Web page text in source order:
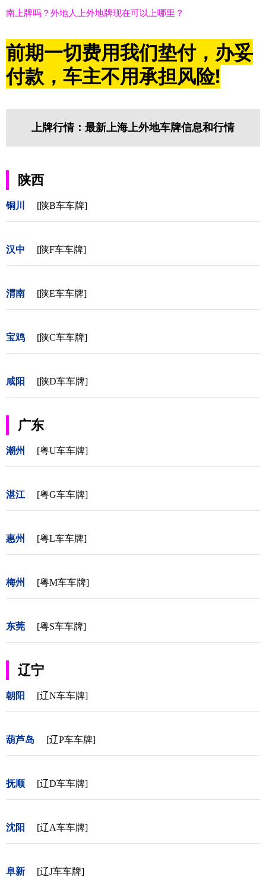
南上牌吗？外地人上外地牌现在可以上哪里？
前期一切费用我们垫付，办妥
付款，车主不用承担风险!
上牌行情：最新上海上外地车牌信息和行情
陕西
铜川 [陕B车车牌]
汉中 [陕F车车牌]
渭南 [陕E车车牌]
宝鸡 [陕C车车牌]
咸阳 [陕D车车牌]
广东
潮州 [粤U车车牌]
湛江 [粤G车车牌]
惠州 [粤L车车牌]
梅州 [粤M车车牌]
东莞 [粤S车车牌]
辽宁
朝阳 [辽N车车牌]
葫芦岛 [辽P车车牌]
抚顺 [辽D车车牌]
沈阳 [辽A车车牌]
阜新 [辽J车车牌]